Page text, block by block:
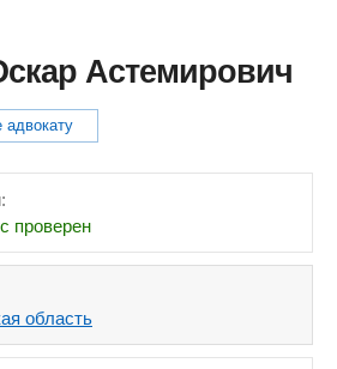
Астемирович
адвокату
проверен
область